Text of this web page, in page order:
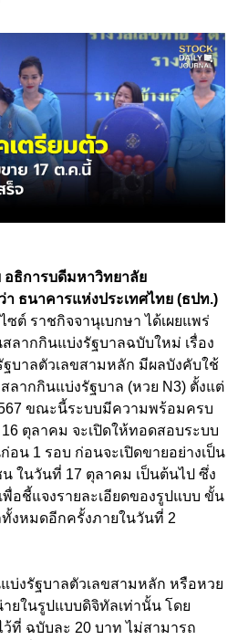
ธิการบดีมหาวิทยาลัย
า ธนาคารแห่งประเทศไทย (ธปท.)
ซต์ ราชกิจจานุเบกษา ได้เผยแพร่
ลากกินแบ่งรัฐบาลฉบับใหม่ เรื่อง
บาลตัวเลขสามหลัก มีผลบังคับใช้
ลากกินแบ่งรัฐบาล (หวย N3) ตั้งแต่
ขณะนี้ระบบมีความพร้อมครบ
ตุลาคม จะเปิดให้ทอดสอบระบบ
อน 1 รอบ ก่อนจะเปิดขายอย่างเป็น
ในวันที่ 17 ตุลาคม เป็นต้นไป ซึ่ง
พื่อชี้แจงรายละเอียดของรูปแบบ ขั้น
ทั้งหมดอีกครั้งภายในวันที่ 2
บ่งรัฐบาลตัวเลขสามหลัก หรือหวย
ยในรูปแบบดิจิทัลเท่านั้น โดย
ที่ ฉบับละ 20 บาท ไม่สามารถ